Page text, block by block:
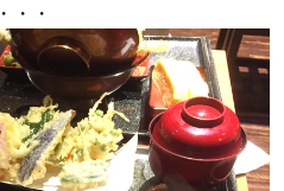
・・